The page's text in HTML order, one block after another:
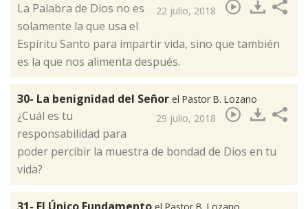
22 julio, 2018
​La Palabra de Dios no es
solamente la que usa el
Espíritu Santo para impartir vida, sino que también
es la que nos alimenta después.
30- La benignidad del Señor el Pastor B. Lozano
29 julio, 2018
¿Cuál es tu
responsabilidad para
poder percibir la muestra de bondad de Dios en tu
vida? ​